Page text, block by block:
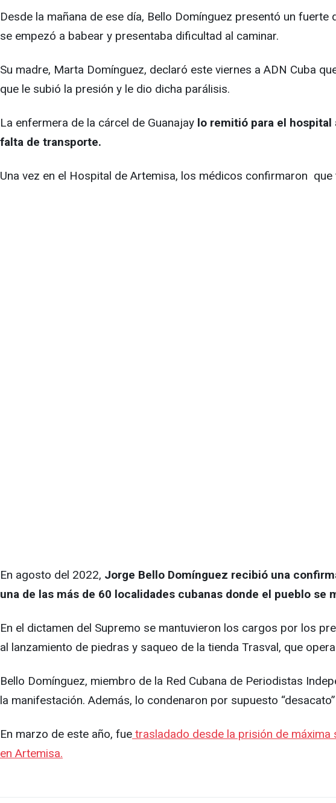
Desde la mañana de ese día, Bello Domínguez presentó un
se empezó a babear y presentaba dificultad al caminar.
Su madre, Marta Domínguez, declaró este viernes a ADN Cuba
que le subió la presión y le dio dicha parálisis.
La enfermera de la cárcel de Guanajay lo remitió para el
falta de transporte.
Una vez en el Hospital de Artemisa, los médicos confirmaron
En agosto del 2022, Jorge Bello Domínguez recibió una
una de las más de 60 localidades cubanas donde el pueblo se
En el dictamen del Supremo se mantuvieron los cargos por los
al lanzamiento de piedras y saqueo de la tienda Trasval, que
Bello Domínguez, miembro de la Red Cubana de Periodistas
la manifestación. Además, lo condenaron por supuesto
En marzo de este año, fue trasladado desde la prisión de máxima
en Artemisa.